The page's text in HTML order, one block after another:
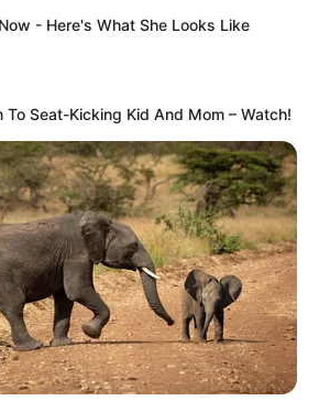
- Here's What She Looks Like
To Seat-Kicking Kid And Mom – Watch!